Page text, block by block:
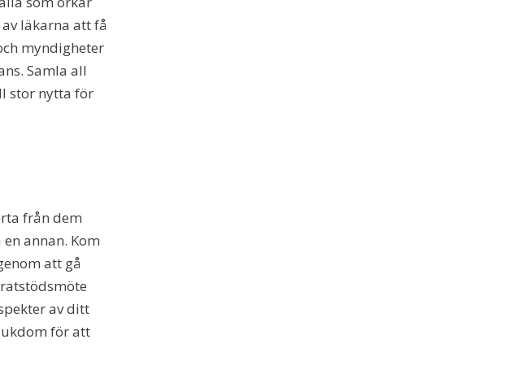
läkarna att få
myndigheter
Samla all
stor nytta för
från dem
annan. Kom
att gå
av ditt
för att